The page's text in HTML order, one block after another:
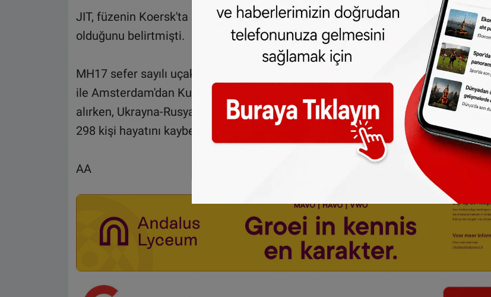
JIT, füzenin Koersk'ta bulunan Rus askeri birliğine ait 53. Tugay Birliği'nden
olduğunu belirtmişti.
MH17 sefer sayılı uçak, 17 Temmuz 2014'te 283 yolcu ve 15 kişilik mürettebat
ile Amsterdam'dan Kuala Lumpur'a gitmek üzere Ukrayna hava sahasında yol
alırken, Ukrayna-Rusya sınırına 40 kilometre mesafede düşürülmüş ve uçaktaki
298 kişi hayatını kaybetmişti.
AA